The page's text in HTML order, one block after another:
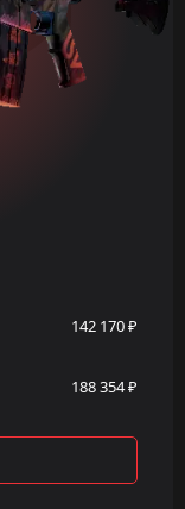
142 170 ₽
188 354 ₽